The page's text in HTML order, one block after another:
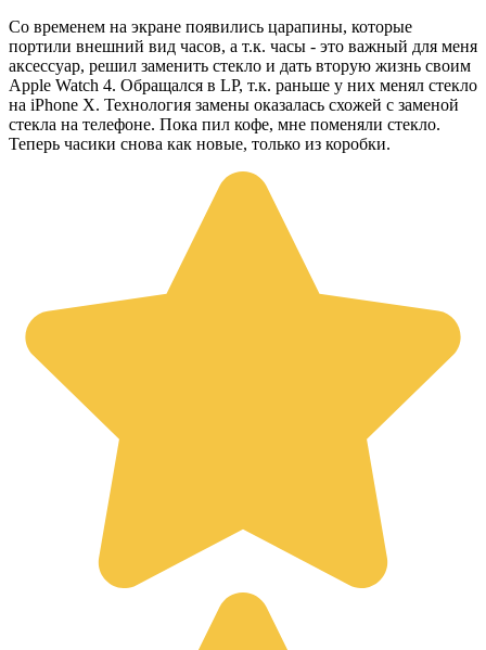
Со временем на экране появились царапины, которые
портили внешний вид часов, а т.к. часы - это важный для меня
аксессуар, решил заменить стекло и дать вторую жизнь своим
Apple Watch 4. Обращался в LP, т.к. раньше у них менял стекло
на iPhone X. Технология замены оказалась схожей с заменой
стекла на телефоне. Пока пил кофе, мне поменяли стекло.
Теперь часики снова как новые, только из коробки.